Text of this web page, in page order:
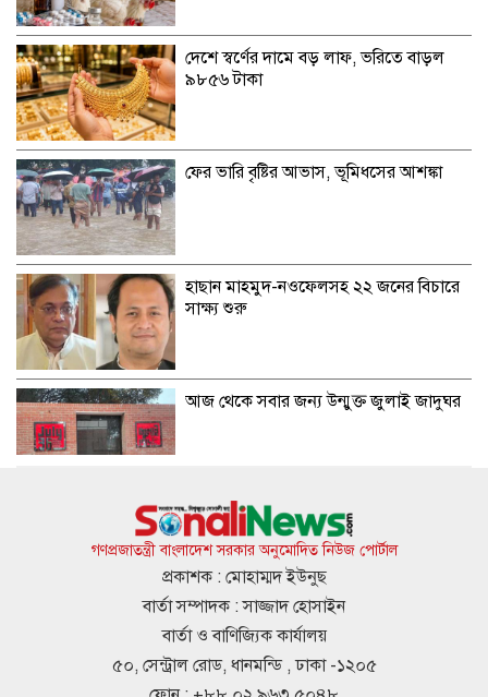
দেশে স্বর্ণের দামে বড় লাফ, ভরিতে বাড়ল
৯৮৫৬ টাকা
ফের ভারি বৃষ্টির আভাস, ভূমিধসের আশঙ্কা
হাছান মাহমুদ-নওফেলসহ ২২ জনের বিচারে
সাক্ষ্য শুরু
আজ থেকে সবার জন্য উন্মুক্ত জুলাই জাদুঘর
জাতীয় গ্রিডে এলএনজি সরবরাহ শুরু, কমতে
পারে গ্যাস সংকট
মেসির জোড়া গোলে মায়ামির অবিশ্বাস্য
গণপ্রজাতন্ত্রী বাংলাদেশ সরকার অনুমোদিত নিউজ পোর্টাল
প্রকাশক : মোহাম্মদ ইউনুছ
বার্তা সম্পাদক : সাজ্জাদ হোসাইন
বার্তা ও বাণিজ্যিক কার্যালয়
৫০, সেন্ট্রাল রোড, ধানমন্ডি , ঢাকা -১২০৫